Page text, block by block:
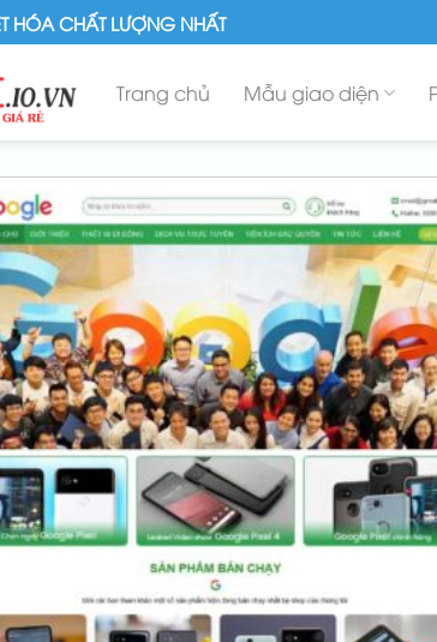
HÓA CHẤT LƯỢNG NHẤT
Trang chủ Mẫu giao diện